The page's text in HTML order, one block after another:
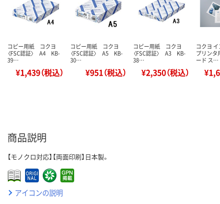
コピー用紙 コクヨ
〈FSC認証〉 A4 KB-
39…
¥1,439（税込）
コピー用紙 コクヨ
〈FSC認証〉 A5 KB-
30…
¥951（税込）
コピー用紙 コクヨ
〈FSC認証〉 A3 KB-
38…
¥2,350（税込）
コクヨ
プリンタ
ード ス…
商品説明
【モノクロ対応】【両面印刷】日本製。
アイコンの説明